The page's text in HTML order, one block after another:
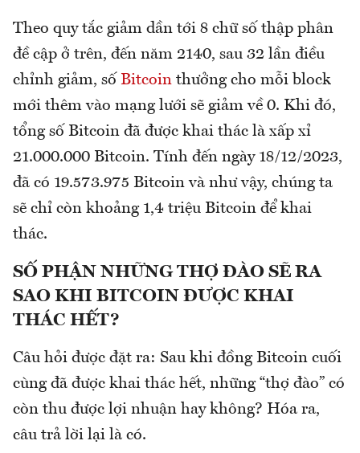
Theo quy tắc giảm dần tới 8 chữ số thập phân
đề cập ở trên, đến năm 2140, sau 32 lần điều
chỉnh giảm, số Bitcoin thưởng cho mỗi block
mới thêm vào mạng lưới sẽ giảm về 0. Khi đó,
tổng số Bitcoin đã được khai thác là xấp xỉ
21.000.000 Bitcoin. Tính đến ngày 18/12/2023,
đã có 19.573.975 Bitcoin và như vậy, chúng ta
sẽ chỉ còn khoảng 1,4 triệu Bitcoin để khai
thác.
SỐ PHẬN NHỮNG THỢ ĐÀO SẼ RA
SAO KHI BITCOIN ĐƯỢC KHAI
THÁC HẾT?
Câu hỏi được đặt ra: Sau khi đồng Bitcoin cuối
cùng đã được khai thác hết, những “thợ đào” có
còn thu được lợi nhuận hay không? Hóa ra,
câu trả lời lại là có.